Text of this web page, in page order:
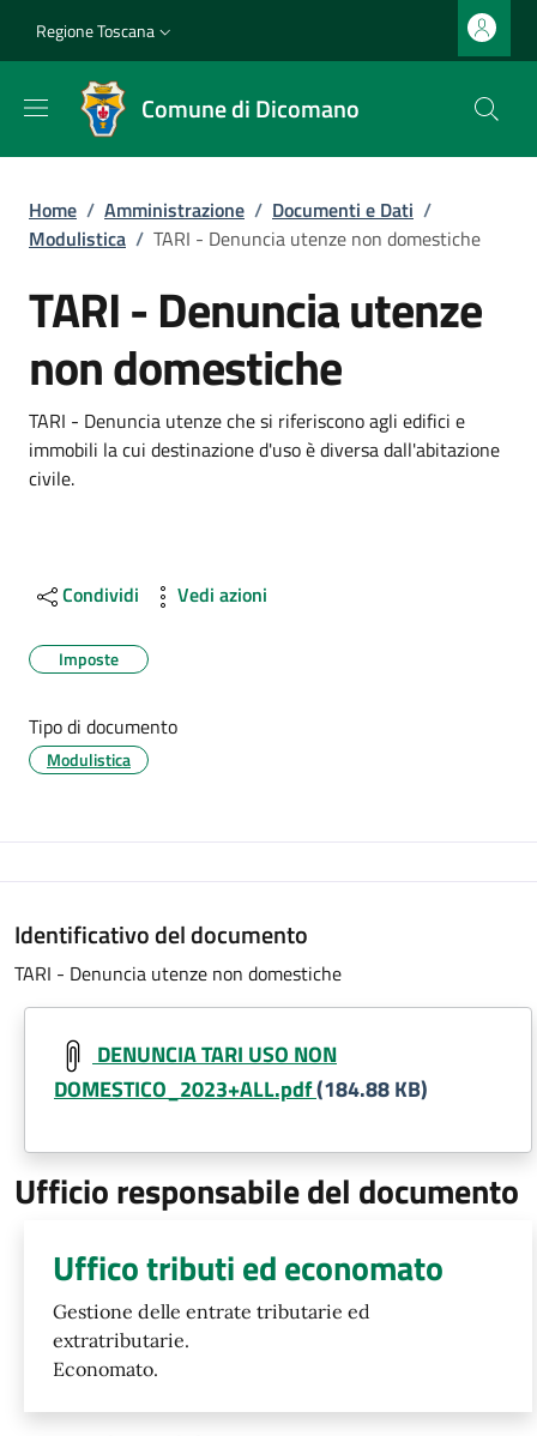
Slim top
Regione Toscana
Comune di Dicomano
Briciole di pane
Home / Amministrazione / Documenti e Dati /
Modulistica / TARI - Denuncia utenze non domestiche
TARI - Denuncia utenze
non domestiche
Dettagli
TARI - Denuncia utenze che si riferiscono agli edifici e
immobili la cui destinazione d'uso è diversa dall'abitazione
civile.
Condividi Vedi azioni
Imposte
Tipo di documento
Modulistica
Identificativo del documento
TARI - Denuncia utenze non domestiche
DENUNCIA TARI USO NON
DOMESTICO_2023+ALL.pdf(184.88 KB)
Ufficio responsabile del documento
Uffico tributi ed economato
Gestione delle entrate tributarie ed
extratributarie.
Economato.